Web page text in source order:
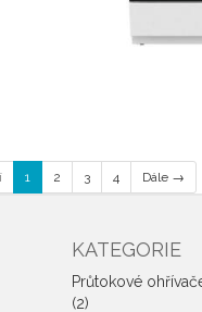
1 2 3 4 Dále →
KATEGORIE
Průtokové
(2)